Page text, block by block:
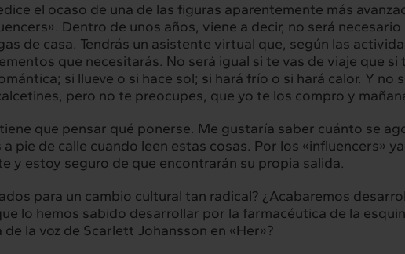
servicios
Interacción
Proyectos
Intercambio
el ocaso de una de las figuras aparentemente más
Dentro de unos años, viene a decir, no será
de casa. Tendrás un asistente virtual que, según las
que necesitarás. No será igual si te vas de viaje que si
si llueve o si hace sol; si hará frío o si hará calor. Y no
pero no te preocupes, que yo te los compro y
que pensar qué ponerse. Me gustaría saber cuánto se
pie de calle cuando leen estas cosas. Por los «influencers»
y estoy seguro de que encontrarán su propia salida.
para un cambio cultural tan radical? ¿Acabaremos
lo hemos sabido desarrollar por la farmacéutica de la
la voz de Scarlett Johansson en «Her»?